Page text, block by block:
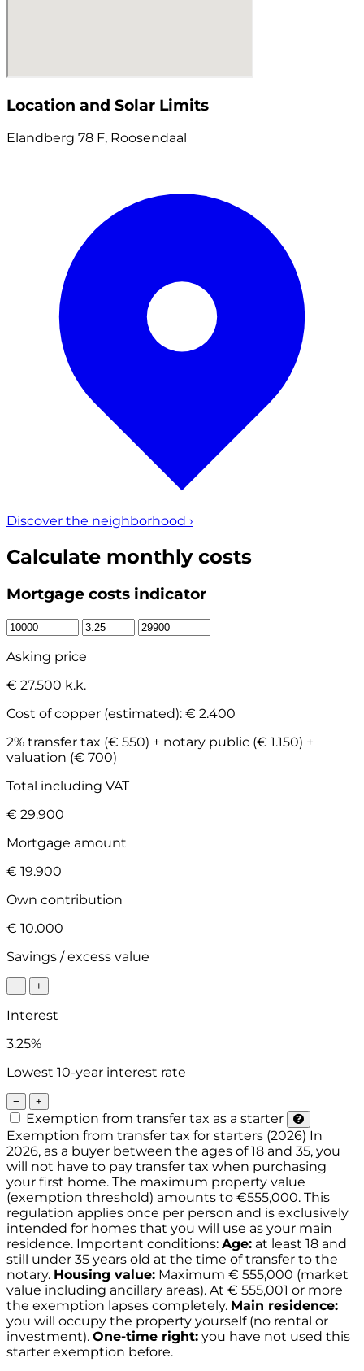
Location and Solar Limits
Elandberg 78 F, Roosendaal
Discover the neighborhood ›
Calculate monthly costs
Mortgage costs indicator
Asking price
€ 27.500 k.k.
Cost of copper (estimated): € 2.400
2% transfer tax (€ 550) + notary public (€ 1.150) +
valuation (€ 700)
Total including VAT
€ 29.900
Mortgage amount
€ 19.900
Own contribution
€ 10.000
Savings / excess value
− +
Interest
3.25%
Lowest 10-year interest rate
− +
Exemption from transfer tax as a starter
Exemption from transfer tax for starters (2026) In
2026, as a buyer between the ages of 18 and 35, you
will not have to pay transfer tax when purchasing
your first home. The maximum property value
(exemption threshold) amounts to €555,000. This
regulation applies once per person and is exclusively
intended for homes that you will use as your main
residence. Important conditions: Age: at least 18 and
still under 35 years old at the time of transfer to the
notary. Housing value: Maximum € 555,000 (market
value including ancillary areas). At € 555,001 or more
the exemption lapses completely. Main residence:
you will occupy the property yourself (no rental or
investment). One-time right: you have not used this
starter exemption before.